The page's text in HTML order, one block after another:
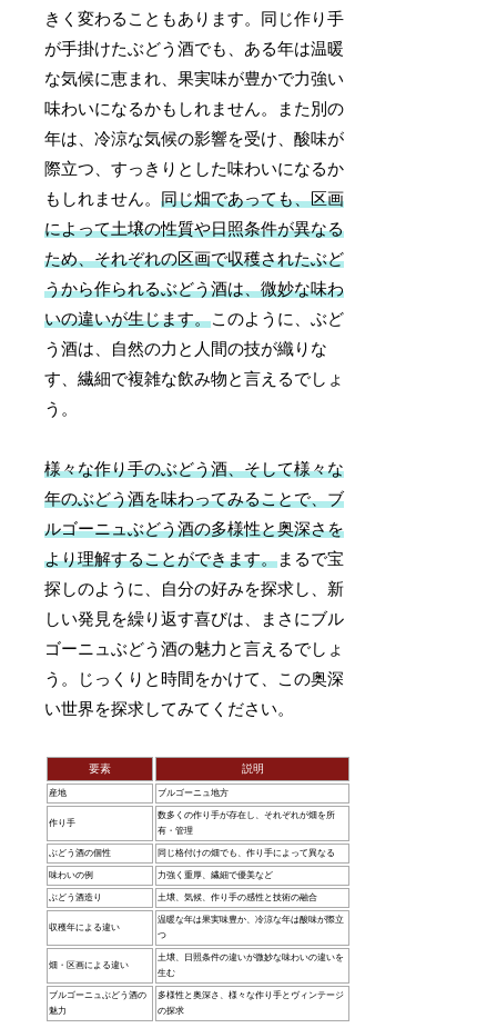
きく変わることもあります。同じ作り手
が手掛けたぶどう酒でも、ある年は温暖
な気候に恵まれ、果実味が豊かで力強い
味わいになるかもしれません。また別の
年は、冷涼な気候の影響を受け、酸味が
際立つ、すっきりとした味わいになるか
もしれません。同じ畑であっても、区画
によって土壌の性質や日照条件が異なる
ため、それぞれの区画で収穫されたぶど
うから作られるぶどう酒は、微妙な味わ
いの違いが生じます。このように、ぶど
う酒は、自然の力と人間の技が織りな
す、繊細で複雑な飲み物と言えるでしょ
う。
様々な作り手のぶどう酒、そして様々な
年のぶどう酒を味わってみることで、ブ
ルゴーニュぶどう酒の多様性と奥深さを
より理解することができます。まるで宝
探しのように、自分の好みを探求し、新
しい発見を繰り返す喜びは、まさにブル
ゴーニュぶどう酒の魅力と言えるでしょ
う。じっくりと時間をかけて、この奥深
い世界を探求してみてください。
要素 説明
産地 ブルゴーニュ地方
作り手
数多くの作り手が存在し、それぞれが畑を所
有・管理
ぶどう酒の個性 同じ格付けの畑でも、作り手によって異なる
味わいの例 力強く重厚、繊細で優美など
ぶどう酒造り 土壌、気候、作り手の感性と技術の融合
収穫年による違い
温暖な年は果実味豊か、冷涼な年は酸味が際立
つ
畑・区画による違い
土壌、日照条件の違いが微妙な味わいの違いを
生む
ブルゴーニュぶどう酒の
魅力
多様性と奥深さ、様々な作り手とヴィンテージ
の探求